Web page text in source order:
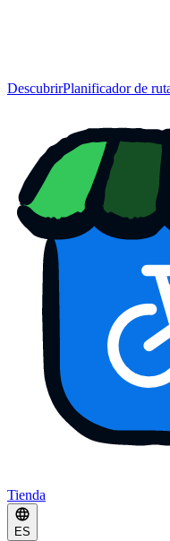
DescubrirPlanificador de
Tienda
ES